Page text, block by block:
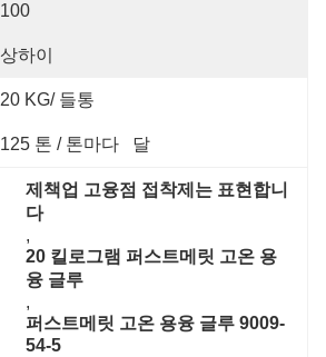
100
상하이
20 KG/ 들통
125 톤 / 톤마다   달
제책업 고융점 접착제는 표현합니
다
,
20 킬로그램 퍼스트메릿 고온 용
융 글루
,
퍼스트메릿 고온 용융 글루 9009-
54-5